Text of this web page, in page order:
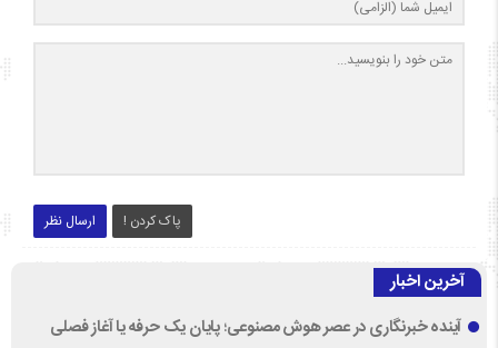
ارسال نظر پاک کردن !
آخرین اخبار
آینده خبرنگاری در عصر هوش مصنوعی؛ پایان یک حرفه یا آغاز فصلی